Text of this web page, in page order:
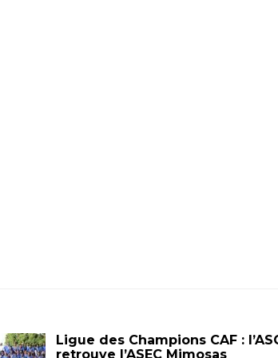
Ligue des Champions CAF :
retrouve l’ASEC Mimosas